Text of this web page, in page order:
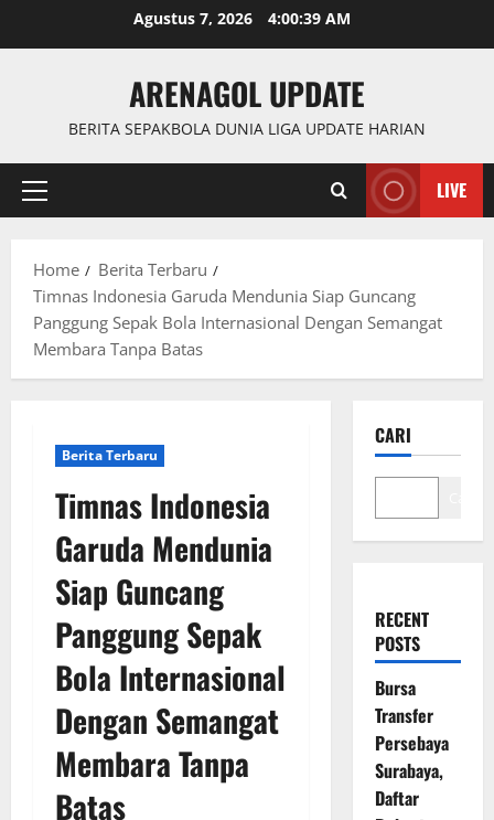
Agustus 7, 2026 4:00:40 AM
ARENAGOL UPDATE
BERITA SEPAKBOLA DUNIA LIGA UPDATE HARIAN
Primary
LIVE
Home
Berita Terbaru
Timnas Indonesia Garuda Mendunia Siap Guncang
Panggung Sepak Bola Internasional Dengan Semangat
Membara Tanpa Batas
Berita Terbaru
Timnas Indonesia
Garuda Mendunia
Siap Guncang
Panggung Sepak
Bola Internasional
Dengan Semangat
Membara Tanpa
Batas
CARI
RECENT
POSTS
Bursa
Transfer
Persebaya
Surabaya,
Daftar